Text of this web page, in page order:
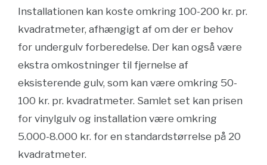
Installationen kan koste omkring 100-200 kr. pr.
kvadratmeter, afhængigt af om der er behov
for undergulv forberedelse. Der kan også være
ekstra omkostninger til fjernelse af
eksisterende gulv, som kan være omkring 50-
100 kr. pr. kvadratmeter. Samlet set kan prisen
for vinylgulv og installation være omkring
5.000-8.000 kr. for en standardstørrelse på 20
kvadratmeter.